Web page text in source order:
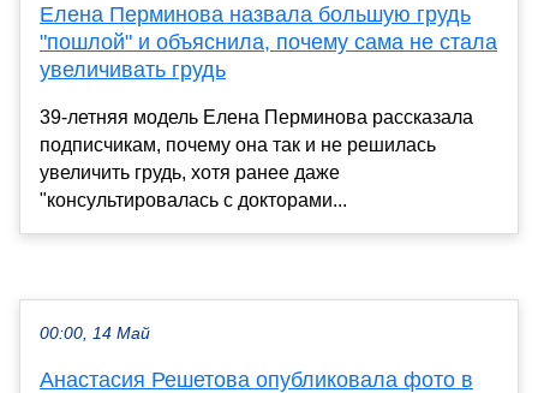
Елена Перминова назвала большую грудь
"пошлой" и объяснила, почему сама не стала
увеличивать грудь
39-летняя модель Елена Перминова рассказала
подписчикам, почему она так и не решилась
увеличить грудь, хотя ранее даже
"консультировалась с докторами...
00:00, 14 Май
Анастасия Решетова опубликовала фото в